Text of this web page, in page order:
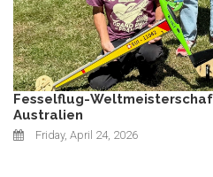
Fesselflug-
Australien
Friday, April 24, 2026